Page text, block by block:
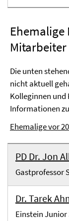
Die unten
nicht aktuell
Kolleginnen und
Informationen
Ehemalige vor
PD Dr. Jon
Gastprofessor
Dr. Tarek
Einstein Junior